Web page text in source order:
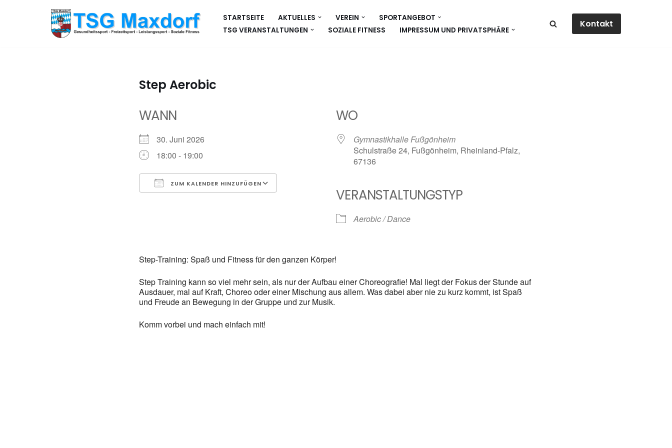
STARTSEITE AKTUELLES VEREIN
SPORTANGEBOT
TSG VERANSTALTUNGEN
SOZIALE FITNESS IMPRESSUM UND PRIVATSPHÄRE
Kontakt
Step Aerobic
WANN
30. Juni 2026
18:00 - 19:00
ZUM KALENDER HINZUFÜGEN
Google Kalender iCalendar
WO
Gymnastikhalle Fußgönheim
Schulstraße 24, Fußgönheim, Rheinland-Pfalz,
67136
VERANSTALTUNGSTYP
Aerobic / Dance
Step-Training: Spaß und Fitness für den ganzen Körper!
Step Training kann so viel mehr sein, als nur der Aufbau einer Choreografie! Mal liegt der Fokus der Stunde auf
Ausdauer, mal auf Kraft, Choreo oder einer Mischung aus allem. Was dabei aber nie zu kurz kommt, ist Spaß
und Freude an Bewegung in der Gruppe und zur Musik.
Komm vorbei und mach einfach mit!